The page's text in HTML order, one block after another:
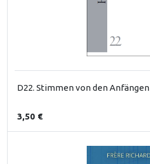
D22. Stimmen von den Anfängen
3,50 €